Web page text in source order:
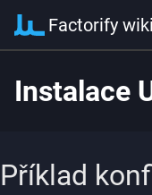
Factorify wiki
Instalace
Příklad